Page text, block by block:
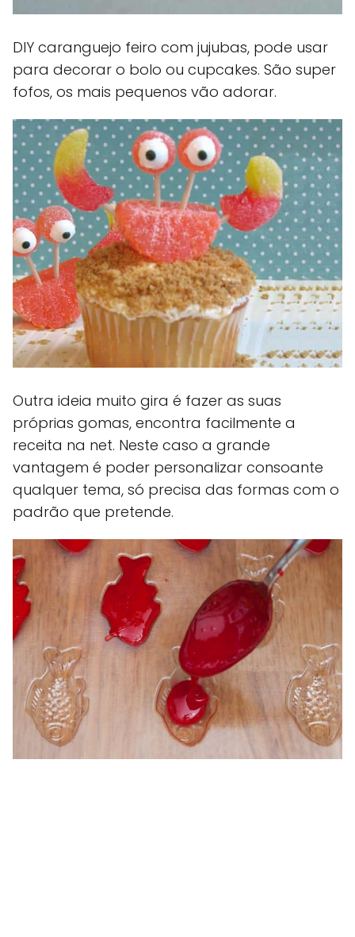
DIY caranguejo feiro com jujubas, pode usar
para decorar o bolo ou cupcakes. São super
fofos, os mais pequenos vão adorar.
Outra ideia muito gira é fazer as suas
próprias gomas, encontra facilmente a
receita na net. Neste caso a grande
vantagem é poder personalizar consoante
qualquer tema, só precisa das formas com o
padrão que pretende.